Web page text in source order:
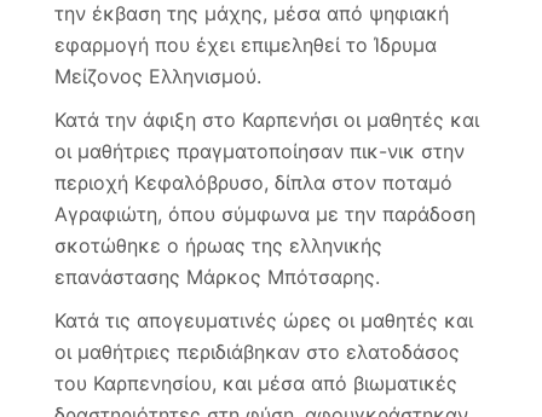
την έκβαση της μάχης, μέσα από ψηφιακή
εφαρμογή που έχει επιμεληθεί το Ίδρυμα
Μείζονος Ελληνισμού.
Κατά την άφιξη στο Καρπενήσι οι μαθητές και
οι μαθήτριες πραγματοποίησαν πικ-νικ στην
περιοχή Κεφαλόβρυσο, δίπλα στον ποταμό
Αγραφιώτη, όπου σύμφωνα με την παράδοση
σκοτώθηκε ο ήρωας της ελληνικής
επανάστασης Μάρκος Μπότσαρης.
Κατά τις απογευματινές ώρες οι μαθητές και
οι μαθήτριες περιδιάβηκαν στο ελατοδάσος
του Καρπενησίου, και μέσα από βιωματικές